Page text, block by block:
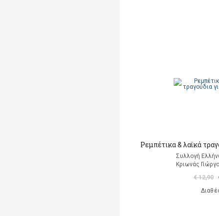
Ρεμπέτικα & λαϊκά
Συλλογή
Κριωνάς
€ 12,90